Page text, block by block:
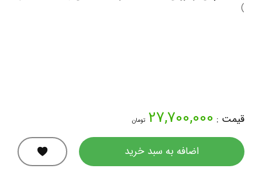
)
قیمت : 27,700,000 تومان
اضافه به سبد خرید